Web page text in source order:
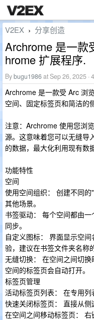
V2EX › 分享创造
Archrome 是一款
hrome 扩展程序.
Bybugu1986at Sep 26, 2025 ·
Archrome 是一款受 Arc 浏
空间、固定标签页和简洁的
注意：Archrome 使用您浏
源。这意味着您可以无缝导
的数据，最大化利用现有数
功能特性
空间
使用空间组织： 创建不同
其他场景。
书签驱动： 每个空间都由
同步。
自定义图标： 界面显示空
验，建议在书签文件夹名称
无缝切换： 在空间之间切
空间的标签页会自动打开。
标签页管理
活动标签页列表： 在专用列
快速关闭标签页： 直接从侧
在空间之间移动标签页：